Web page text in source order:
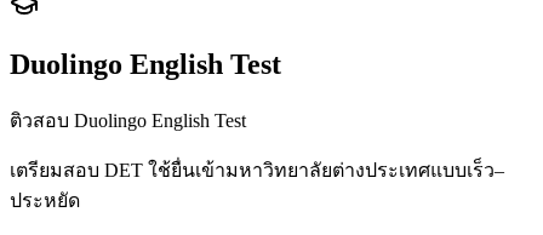
Duolingo English Test
ติวสอบ Duolingo English Test
เตรียมสอบ DET ใช้ยื่นเข้ามหาวิทยาลัยต่างประเทศแบบเร็ว–
ประหยัด